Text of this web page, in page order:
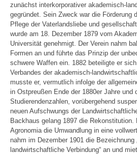
zunächst interkorporativer akademisch-
gegründet. Sein Zweck war die Förderung
Pflege der Vaterlandsliebe und
wurde am 18. Dezember 1879 vom
Universität genehmigt. Der Verein nahm
Formen an und führte das Prinzip der
schwere Waffen ein. 1882 beteiligte er
Verbandes der akademisch-
musste er, vermutlich infolge der
in Ostpreußen Ende der 1880er Jahre und
Studierendenzahlen, vorübergehend
neuen Aufschwungs der
Backhaus gelang 1897 die
Agronomia die Umwandlung in eine
nahm im Dezember 1901 die Bezeichnung
landwirtschaftliche Verbindung“ an und